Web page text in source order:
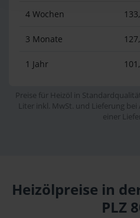
4 Wochen
3 Monate
1 Jahr
Preise für Heizöl in
Liter inkl. MwSt. und Lieferung
einer
Heizölpreise in
PLZ